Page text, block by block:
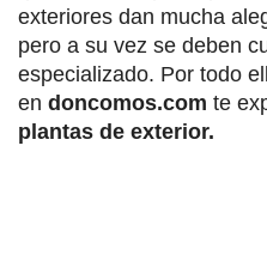
exteriores dan mucha
pero a su vez se deben
especializado. Por todo
en doncomos.com te
plantas de exterior.